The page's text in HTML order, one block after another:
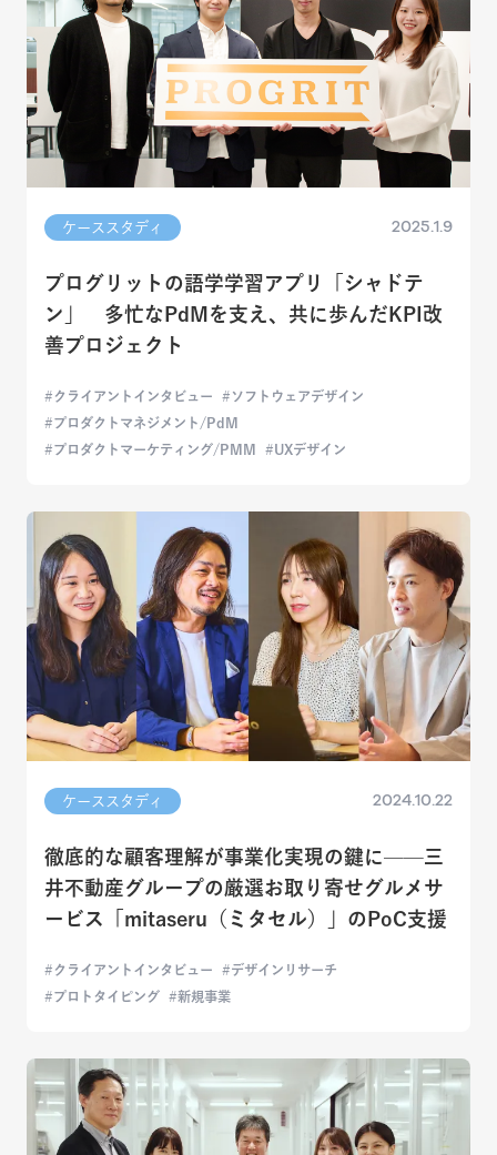
ケーススタディ 2025.1.9
プログリットの語学学習アプリ「シャドテ
ン」 多忙なPdMを支え、共に歩んだKPI改
善プロジェクト
クライアントインタビュー
ソフトウェアデザイン
プロダクトマネジメント/PdM
プロダクトマーケティング/PMM
UXデザイン
ケーススタディ 2024.10.22
徹底的な顧客理解が事業化実現の鍵に——三
井不動産グループの厳選お取り寄せグルメサ
ービス「mitaseru（ミタセル）」のPoC支援
クライアントインタビュー
デザインリサーチ
プロトタイピング
新規事業